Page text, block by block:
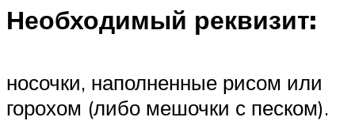
Необходимый реквизит:
носочки, наполненные рисом или
горохом (либо мешочки с песком).